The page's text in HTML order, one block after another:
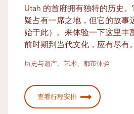
Utah 的首府拥有独特的历史
疑占有一席之地，但它的故事
始于此）。来体验一下这里丰
前时期到当代文化，应有尽有。
历史与遗产、艺术、都市体验
查看行程安排